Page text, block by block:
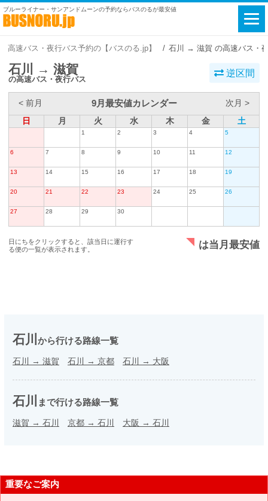
ブルーライナー・サンアンドムーンの予約ならバスのるが最安値
高速バス・夜行バス予約の【バスのる.jp】 石川 → 滋賀 の高速バス・
石川 → 滋賀
の高速バス・夜行バス
逆区間
< 前月 9月最安値カレンダー
次月 >
日
月 火 水 木 金 土
1 2 3 4 5
6 7 8 9 10 11 12
13 14 15 16 17 18 19
20 21 22 23 24 25 26
27 28 29 30
日にちをクリックすると、該当日に運行す
る便の一覧が表示されます。
は当月最安値
石川 から行ける路線一覧
石川 → 滋賀 石川 → 京都 石川 → 大阪
石川 まで行ける路線一覧
滋賀 → 石川 京都 → 石川 大阪 → 石川
重要なご案内